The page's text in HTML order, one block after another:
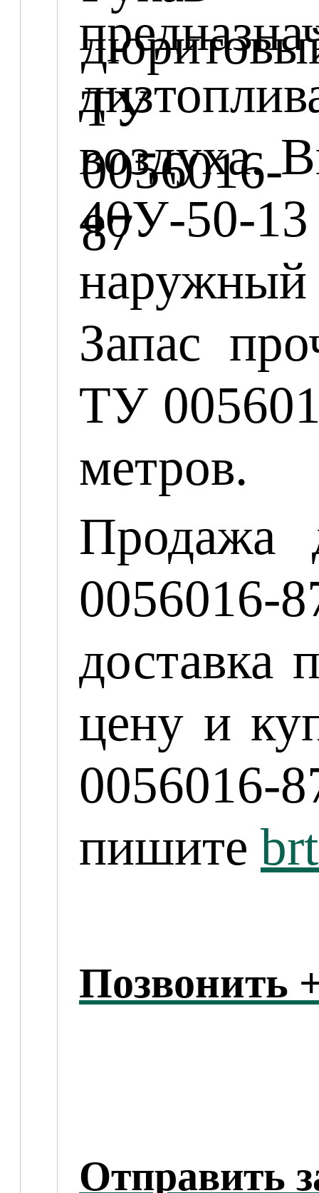
воздуха.
40У-50-
наружный
Запас
ТУ
метров.
доставка
цену и
пишите
Позвонить
Отправить